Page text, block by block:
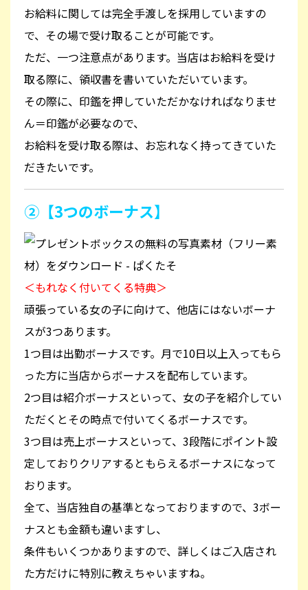
お給料に関しては完全手渡しを採用していますの
で、その場で受け取ることが可能です。
ただ、一つ注意点があります。当店はお給料を受け
取る際に、領収書を書いていただいています。
その際に、印鑑を押していただかなければなりませ
ん＝印鑑が必要なので、
お給料を受け取る際は、お忘れなく持ってきていた
だきたいです。
②【3つのボーナス】
＜もれなく付いてくる特典＞
頑張っている女の子に向けて、他店にはないボーナ
スが3つあります。
1つ目は出勤ボーナスです。月で10日以上入ってもら
った方に当店からボーナスを配布しています。
2つ目は紹介ボーナスといって、女の子を紹介してい
ただくとその時点で付いてくるボーナスです。
3つ目は売上ボーナスといって、3段階にポイント設
定しておりクリアするともらえるボーナスになって
おります。
全て、当店独自の基準となっておりますので、3ボー
ナスとも金額も違いますし、
条件もいくつかありますので、詳しくはご入店され
た方だけに特別に教えちゃいますね。